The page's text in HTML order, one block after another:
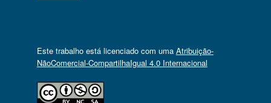
Este trabalho está licenciado com uma Atribuição-
NãoComercial-CompartilhaIgual 4.0 Internacional